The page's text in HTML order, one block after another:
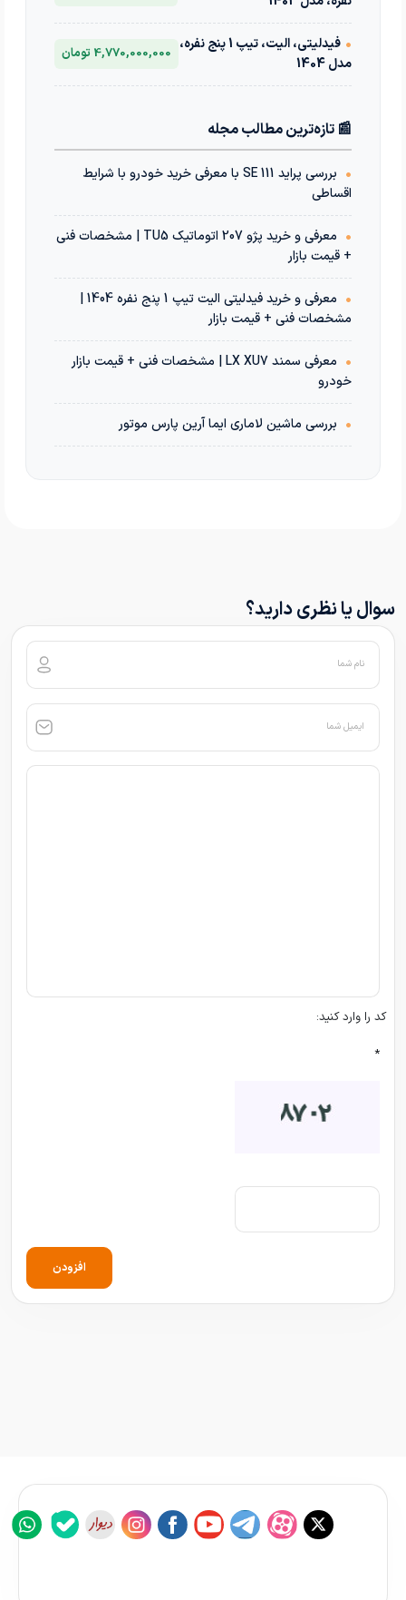
•
فیدلیتی، الیت، تیپ 1 پنج نفره،
مدل 1404
4,770,000,000 تومان
📰 تازه‌ترین مطالب مجله
•
بررسی پراید 111 SE با معرفی خرید خودرو با شرایط
اقساطی
•
معرفی و خرید پژو 207 اتوماتیک TU5 | مشخصات فنی
+ قیمت بازار
•
معرفی و خرید فیدلیتی الیت تیپ 1 پنج نفره 1404 |
مشخصات فنی + قیمت بازار
•
معرفی سمند LX XU7 | مشخصات فنی + قیمت بازار
خودرو
• بررسی ماشین لاماری ایما آرین پارس موتور
سوال یا نظری دارید؟
نام شما
ایمیل شما
کد را وارد کنید:
*
افزودن